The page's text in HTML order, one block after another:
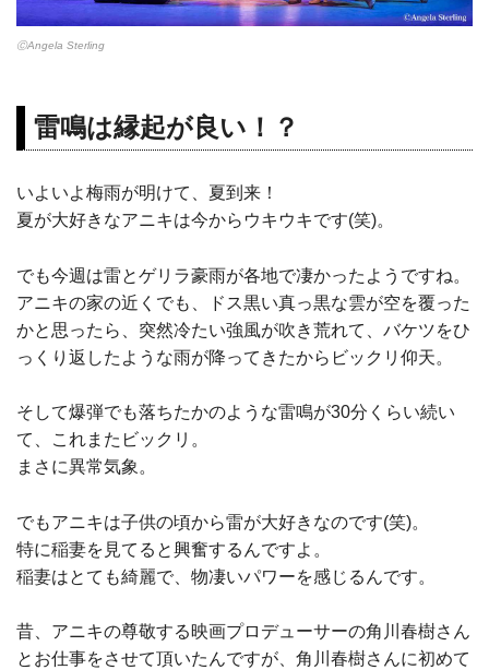
ⒸAngela Sterling
雷鳴は縁起が良い！？
いよいよ梅雨が明けて、夏到来！
夏が大好きなアニキは今からウキウキです(笑)。
でも今週は雷とゲリラ豪雨が各地で凄かったようですね。
アニキの家の近くでも、ドス黒い真っ黒な雲が空を覆った
かと思ったら、突然冷たい強風が吹き荒れて、バケツをひ
っくり返したような雨が降ってきたからビックリ仰天。
そして爆弾でも落ちたかのような雷鳴が30分くらい続い
て、これまたビックリ。
まさに異常気象。
でもアニキは子供の頃から雷が大好きなのです(笑)。
特に稲妻を見てると興奮するんですよ。
稲妻はとても綺麗で、物凄いパワーを感じるんです。
昔、アニキの尊敬する映画プロデューサーの角川春樹さん
とお仕事をさせて頂いたんですが、角川春樹さんに初めて